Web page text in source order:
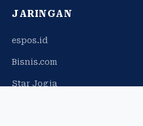
JARINGAN
espos.id
Bisnis.com
Star Jogja